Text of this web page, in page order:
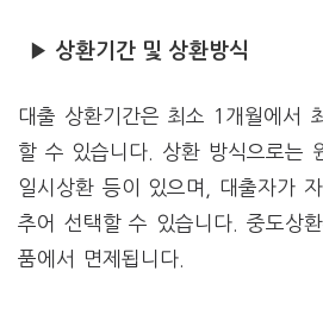
▶ 상환기간 및 상환방식
대출 상환기간은 최소 1개월에서
할 수 있습니다. 상환 방식으로는
일시상환 등이 있으며, 대출자가
추어 선택할 수 있습니다. 중도상
품에서 면제됩니다.